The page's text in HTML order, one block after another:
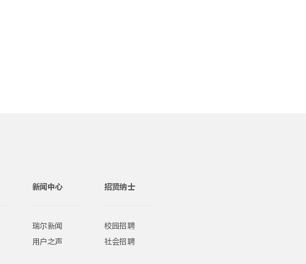
新闻中心
瑞尔新闻
用户之声
招贤纳士
校园招聘
社会招聘